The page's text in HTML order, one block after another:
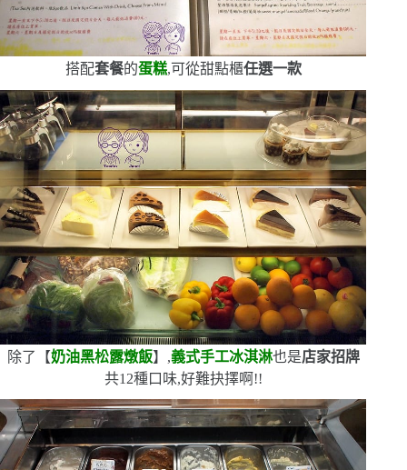
搭配套餐的蛋糕,可從甜點櫃任選一款
除了【奶油黑松露燉飯】,義式手工冰淇淋也是店家招牌
共12種口味,好難抉擇啊!!